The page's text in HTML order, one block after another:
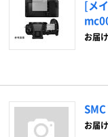
[メ
お届
お届